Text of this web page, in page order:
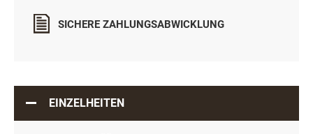
SICHERE ZAHLUNGSABWICKLUNG
EINZELHEITEN